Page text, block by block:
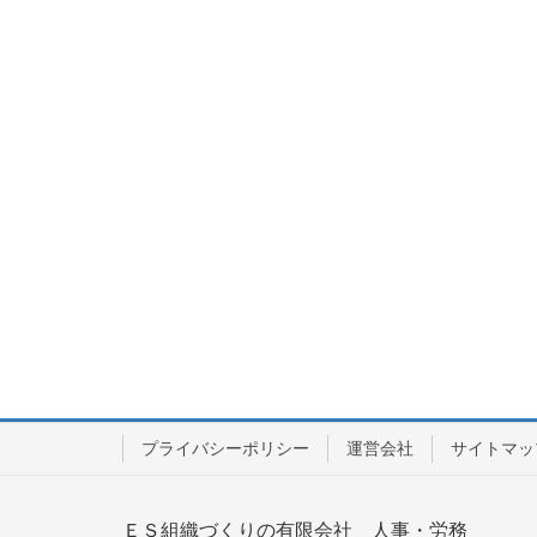
プライバシーポリシー 運営会社 サイトマ
ＥＳ組織づくりの有限会社 人事・労務